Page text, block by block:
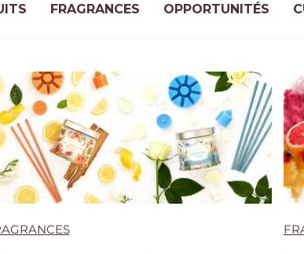
FRAGRANCES OPPORTUNITÉS